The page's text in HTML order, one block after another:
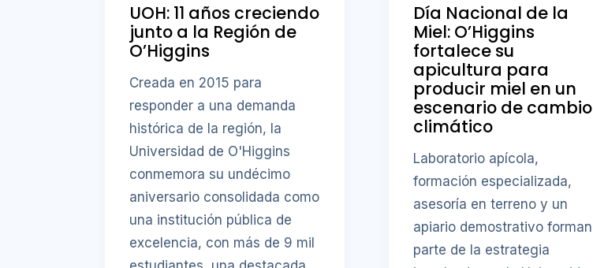
UOH: 11 años creciendo
junto a la Región de
O’Higgins
Creada en 2015 para
responder a una demanda
histórica de la región, la
Universidad de O'Higgins
conmemora su undécimo
aniversario consolidada como
una institución pública de
excelencia, con más de 9 mil
Día Nacional de la
Miel: O’Higgins
fortalece su
apicultura para
producir miel en un
escenario de cambio
climático
Laboratorio apícola,
formación especializada,
asesoría en terreno y un
apiario demostrativo forman
parte de la estrategia